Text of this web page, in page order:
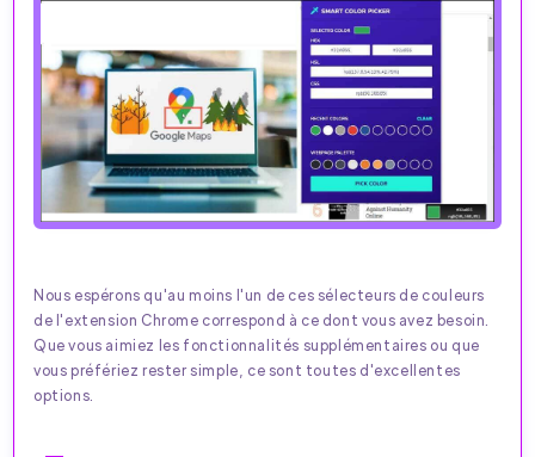
Nous espérons qu'au moins l'un de ces sélecteurs de couleurs
de l'extension Chrome correspond à ce dont vous avez besoin.
Que vous aimiez les fonctionnalités supplémentaires ou que
vous préfériez rester simple, ce sont toutes d'excellentes
options.